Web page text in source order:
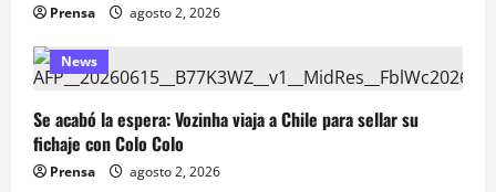
Prensa agosto 2, 2026
News
Se acabó la espera: Vozinha viaja a Chile para sellar su
fichaje con Colo Colo
Prensa
agosto 2, 2026